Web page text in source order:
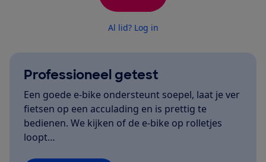
Al lid? Log in
Professioneel getest
Een goede e-bike ondersteunt soepel, laat je ver
fietsen op een acculading en is prettig te
bedienen. We kijken of de e-bike op rolletjes
loopt…